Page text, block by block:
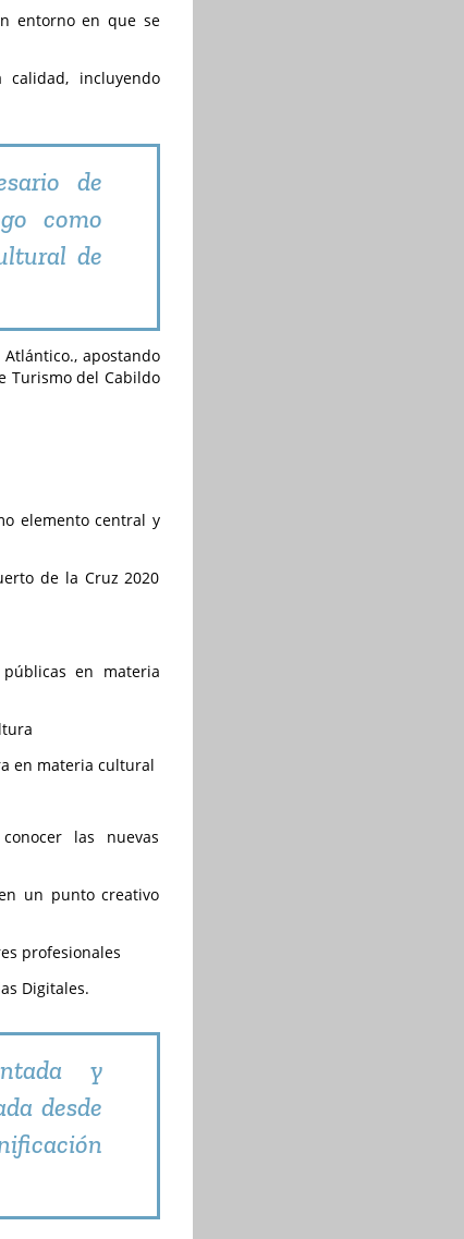
entorno en que se
incluyendo
de
como
de
apostando
Turismo del Cabildo
elemento central y
de la Cruz 2020
en materia
en materia cultural
las nuevas
un punto creativo
profesionales
Digitales.
y
desde